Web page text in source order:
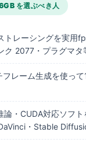
を選ぶべき人
トレーシングを実用
ク 2077・プラグマタ
フレーム生成を使っ
論・CUDA対応ソフト
・Stable